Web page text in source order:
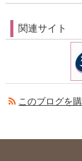
関連サイト
このブログを